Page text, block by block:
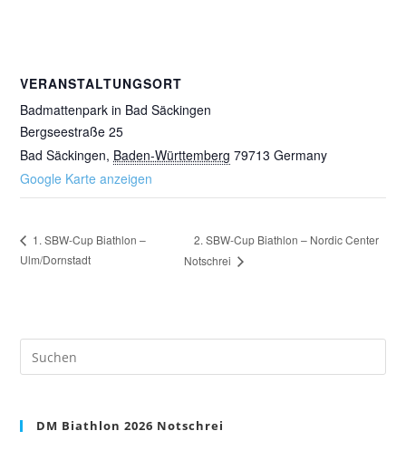
VERANSTALTUNGSORT
Badmattenpark in Bad Säckingen
Bergseestraße 25
Bad Säckingen, Baden-Württemberg 79713 Germany
Google Karte anzeigen
1. SBW-Cup Biathlon –
Ulm/Dornstadt
2. SBW-Cup Biathlon – Nordic Center
Notschrei
DM Biathlon 2026 Notschrei